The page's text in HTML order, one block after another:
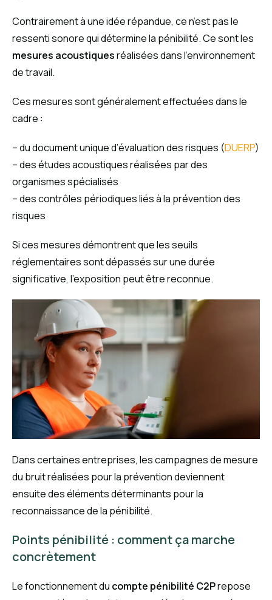
Contrairement à une idée répandue, ce n’est pas le
ressenti sonore qui détermine la pénibilité. Ce sont les
mesures acoustiquesréalisées dans l’environnement
de travail.
Ces mesures sont généralement effectuées dans le
cadre :
– du document unique d’évaluation des risques (DUERP)
– des études acoustiques réalisées par des
organismes spécialisés
– des contrôles périodiques liés à la prévention des
risques
Si ces mesures démontrent que les seuils
réglementaires sont dépassés sur une durée
significative, l’exposition peut être reconnue.
Dans certaines entreprises, les campagnes de mesure
du bruit réalisées pour la prévention deviennent
ensuite des éléments déterminants pour la
reconnaissance de la pénibilité.
Points pénibilité : comment ça marche
concrètement
Le fonctionnement du compte pénibilité C2Prepose